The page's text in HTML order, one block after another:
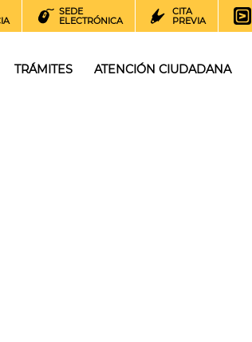
SEDE
ELECTRÓNICA
CITA
PREVIA
TRÁMITES ATENCIÓN CIUDADANA